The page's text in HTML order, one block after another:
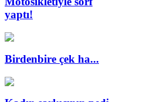
yaptı!
Birdenbire çek ha...